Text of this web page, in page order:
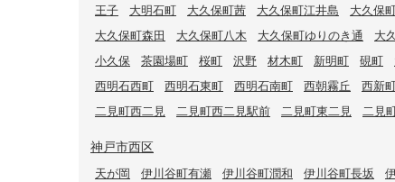
王子
大明石町 大久保町茜 大久保町江井島 大久保
大久保町森田
大久保町八木 大久保町ゆりのき通 大
小久保
茶園場町 桜町 沢野 材木町 新明町 硯町
西明石西町
西明石東町 西明石南町 西朝霧丘 西新
二見町西二見
二見町西二見駅前 二見町東二見 二見
神戸市西区
天が岡 伊川谷町有瀬 伊川谷町潤和 伊川谷町長坂